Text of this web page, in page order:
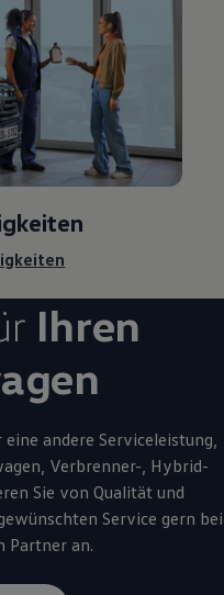
Ihren
andere Serviceleistung,
, Verbrenner-, Hybrid-
Sie von Qualität und
Service gern bei
Partner an.